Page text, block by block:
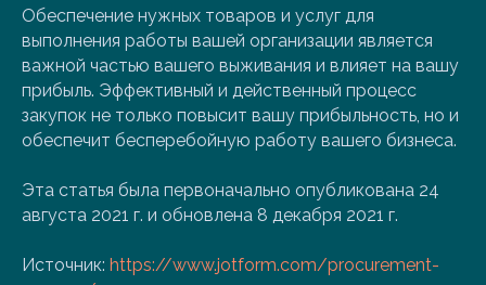
Обеспечение нужных товаров и услуг для
выполнения работы вашей организации является
важной частью вашего выживания и влияет на вашу
прибыль. Эффективный и действенный процесс
закупок не только повысит вашу прибыльность, но и
обеспечит бесперебойную работу вашего бизнеса.
Эта статья была первоначально опубликована 24
августа 2021 г. и обновлена ​​8 декабря 2021 г.
Источник: https://www.jotform.com/procurement-